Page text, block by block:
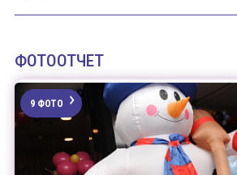
ФОТООТЧЕТ
9 ФОТО